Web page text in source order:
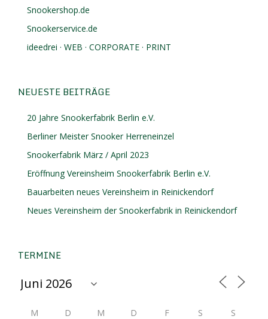
Snookershop.de
Snookerservice.de
ideedrei · WEB · CORPORATE · PRINT
NEUESTE BEITRÄGE
20 Jahre Snookerfabrik Berlin e.V.
Berliner Meister Snooker Herreneinzel
Snookerfabrik März / April 2023
Eröffnung Vereinsheim Snookerfabrik Berlin e.V.
Bauarbeiten neues Vereinsheim in Reinickendorf
Neues Vereinsheim der Snookerfabrik in Reinickendorf
TERMINE
M D M D F S S